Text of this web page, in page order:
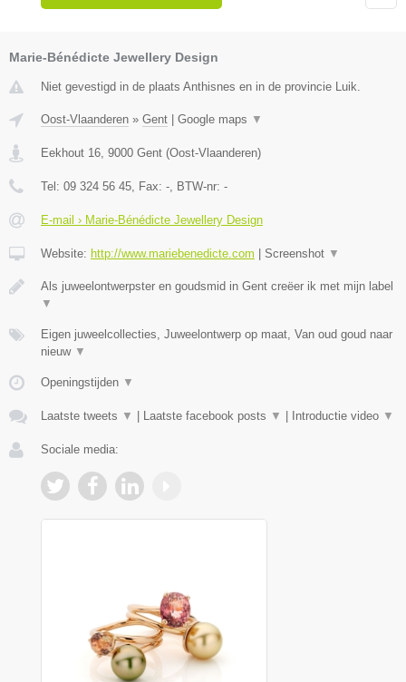
Marie-Bénédicte Jewellery Design
Niet gevestigd in de plaats Anthisnes en in de provincie Luik.
Oost-Vlaanderen » Gent Google maps ▼
Eekhout 16, 9000 Gent (Oost-Vlaanderen)
Tel: 09 324 56 45, Fax: -, BTW-nr: -
E-mail › Marie-Bénédicte Jewellery Design
Website: http://www.mariebenedicte.com Screenshot ▼
Als juweelontwerpster en goudsmid in Gent creëer ik met mijn label
▼
Eigen juweelcollecties, Juweelontwerp op maat, Van oud goud naar
nieuw ▼
Openingstijden ▼
Laatste tweets ▼ Laatste facebook posts ▼ Introductie video ▼
Sociale media: